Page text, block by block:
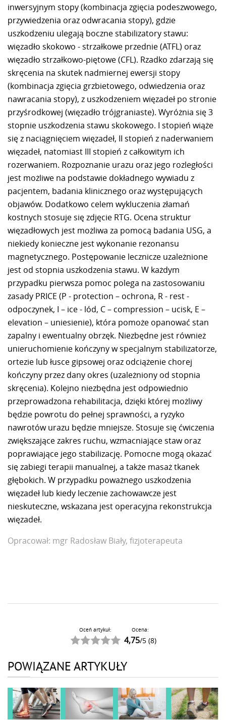
inwersyjnym stopy (kombinacja zgięcia podeszwowego,
przywiedzenia oraz odwracania stopy), gdzie
uszkodzeniu ulegają boczne stabilizatory stawu:
więzadło skokowo - strzałkowe przednie (ATFL) oraz
więzadło strzałkowo-piętowe (CFL). Rzadko zdarzają się
skręcenia na skutek nadmiernej ewersji stopy
(kombinacja zgięcia grzbietowego, odwiedzenia oraz
nawracania stopy), z uszkodzeniem więzadeł po stronie
przyśrodkowej (więzadło trójgraniaste). Wyróżnia się 3
stopnie uszkodzenia stawu skokowego. I stopień wiąże
się z naciągnięciem więzadeł, II stopień z naderwaniem
więzadeł, natomiast III stopień z całkowitym ich
rozerwaniem. Rozpoznanie urazu oraz jego rozległości
jest możliwe na podstawie dokładnego wywiadu z
pacjentem, badania klinicznego oraz występujących
objawów. Dodatkowo celem wykluczenia złamań
kostnych stosuje się zdjęcie RTG. Ocena struktur
więzadłowych jest możliwa za pomocą badania USG, a
niekiedy konieczne jest wykonanie rezonansu
magnetycznego. Postępowanie lecznicze uzależnione
jest od stopnia uszkodzenia stawu. W każdym
przypadku pierwsza pomoc polega na zastosowaniu
zasady PRICE (P - protection – ochrona, R - rest -
odpoczynek, I – ice - lód, C – compression – ucisk, E –
elevation – uniesienie), która pomoże opanować stan
zapalny i ewentualny obrzęk. Niezbędne jest również
unieruchomienie kończyny w specjalnym stabilizatorze,
ortezie lub łusce gipsowej oraz odciążenie chorej
kończyny przez dany okres (uzależniony od stopnia
skręcenia). Kolejno niezbędna jest odpowiednio
przeprowadzona rehabilitacja, dzięki której możliwy
będzie powrotu do pełnej sprawności, a ryzyko
nawrotów urazu będzie mniejsze. Stosuje się ćwiczenia
zwiększające zakres ruchu, wzmacniające staw oraz
poprawiające jego stabilizację. Pomocne mogą okazać
się zabiegi terapii manualnej, a także masaż tkanek
głębokich. W przypadku poważnego uszkodzenia
więzadeł lub kiedy leczenie zachowawcze jest
nieskuteczne, wskazana jest operacyjna rekonstrukcja
więzadeł.
Opracował: mgr Radosław Biały, fizjoterapeuta
Oceń artykuł: Ocena:
4,75/5(8)
POWIĄZANE ARTYKUŁY